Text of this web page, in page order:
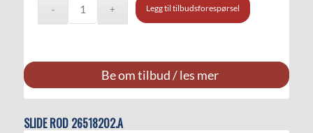
Legg til tilbudsforespørsel
Be om tilbud / les mer
SLIDE ROD 26518202.A